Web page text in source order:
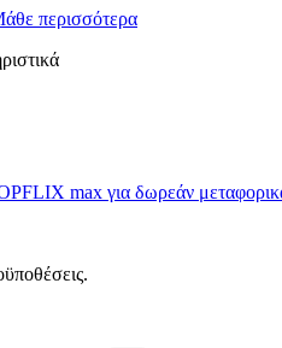
περισσότερα
max για δωρεάν